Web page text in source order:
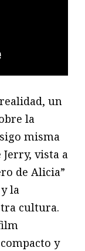
un
la
misma
vista a
de Alicia”
la
cultura.
y